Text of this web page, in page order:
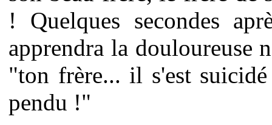
! Quelques secondes
apprendra la douloureuse
"ton frère... il s'est
pendu !"